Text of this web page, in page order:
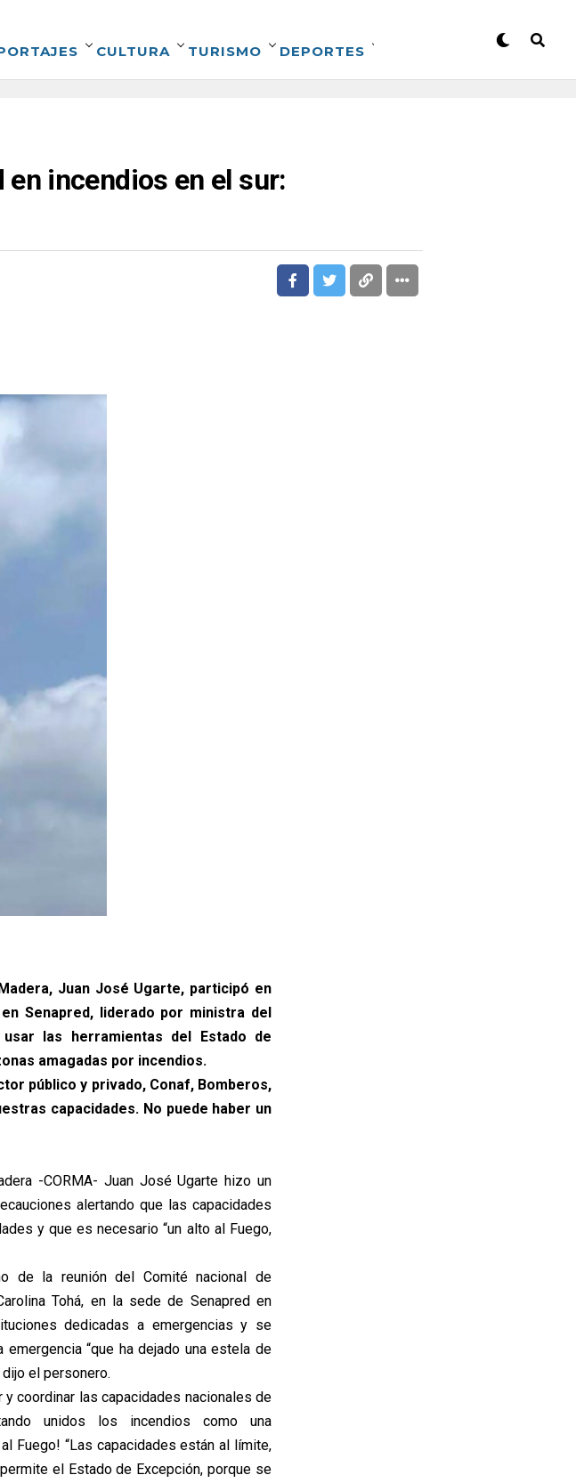
CULTURA TURISMO DEPORTES
incendios en el sur:
Juan José Ugarte, participó en
Senapred, liderado por ministra del
las herramientas del Estado de
amagadas por incendios.
público y privado, Conaf, Bomberos,
capacidades. No puede haber un
-CORMA- Juan José Ugarte hizo un
alertando que las capacidades
y que es necesario “un alto al Fuego,
de la reunión del Comité nacional de
Tohá, en la sede de Senapred en
dedicadas a emergencias y se
“que ha dejado una estela de
el personero.
coordinar las capacidades nacionales de
unidos los incendios como una
Fuego! “Las capacidades están al límite,
el Estado de Excepción, porque se